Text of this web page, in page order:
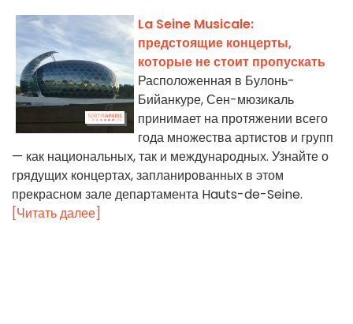
La Seine Musicale:
предстоящие концерты,
которые не стоит пропускать
Расположенная в Булонь-
Бийанкуре, Сен-мюзикаль
принимает на протяжении всего
года множества артистов и групп
— как национальных, так и международных. Узнайте о
грядущих концертах, запланированных в этом
прекрасном зале департамента Hauts-de-Seine.
[Читать далее]